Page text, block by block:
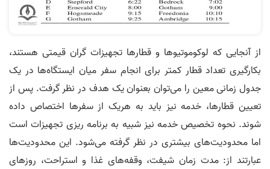
از آنجایی که لوکوموتیوها و قطارها تجهیزات گران قیمتی هستند،
بکارگیری تعداد قطار کمتر برای انجام سفر میان ایستگاه­‌ها در یک
جدول زمانی معین را می­‌توان بعنوان یک هدف در نظر گرفت. پس از
تعیین قطارها، خدمه نیز باید به هریک از سفرها اختصاص داده
شوند. نحوه تخصیص خدمه نیز شبیه به برنامه ریزی تجهیزات است
اما محدودیت­‌های بیشتری در نظر گرفته می­‌شود. این محدودیت‌ها
عبارتند از: مدت زمان شیفت، وقفه‌های غذا و استراحت، روزهای